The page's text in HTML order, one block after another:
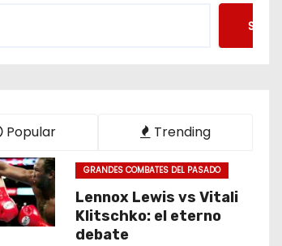
Popular Trending
GRANDES COMBATES DEL PASADO
Lennox Lewis vs Vitali
Klitschko: el eterno
debate